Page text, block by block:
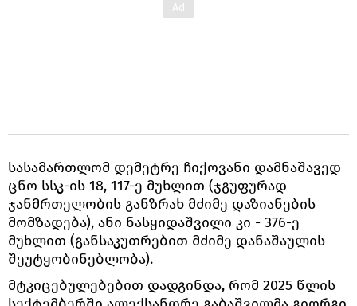
სასამართლომ დემეტრე ჩიქოვანი დამნაშავედ
ცნო სსკ-ის 18, 117-ე მუხლით (ჯგუფურად
ჯანმრთელობის განზრახ მძიმე დაზიანების
მომზადება), ანი ნასყიდაშვილი კი - 376-ე
მუხლით (განსაკუთრებით მძიმე დანაშაულის
შეუტყობინებლობა).
მტკიცებულებებით დადგინდა, რომ 2025 წლის